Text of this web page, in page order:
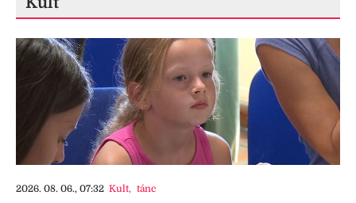
2026. 08. 06., 07:32 Kult, tánc